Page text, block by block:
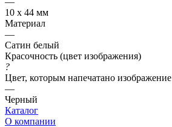
10 х 44 мм
Материал
—
Сатин белый
Красочность (цвет изображения)
?
Цвет, которым напечатано изображение
—
Черный
Каталог
О компании